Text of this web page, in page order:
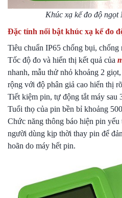
Khúc xạ kế đo độ
Đặc tính nổi bật khúc xạ kế đo
Tiêu chuẩn IP65 chống bụi, chống
Tốc độ đo và hiển thị kết quả của
nhanh, mẫu thử nhỏ khoảng 2
rộng với độ phân giả cao hiển thị
Tiết kiệm pin, tự động tắt máy sau
Tuổi thọ của pin bền bỉ khoảng
Chức năng thông báo hiện pin
người dùng kịp thời thay pin để
hoãn do máy hết pin.